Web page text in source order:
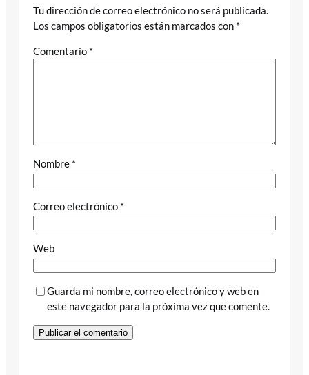
Tu dirección de correo electrónico no será publicada.
Los campos obligatorios están marcados con *
Comentario *
Nombre *
Correo electrónico *
Web
Guarda mi nombre, correo electrónico y web en
este navegador para la próxima vez que comente.